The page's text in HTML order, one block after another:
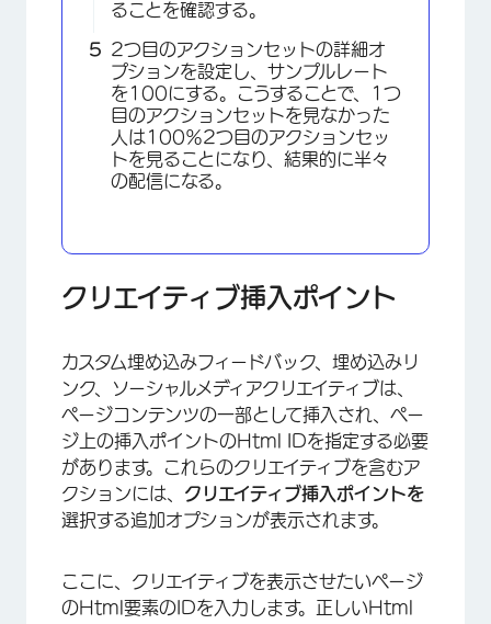
ることを確認する。
2つ目のアクションセットの詳細オ
プションを設定し、サンプルレート
を100にする。こうすることで、1つ
目のアクションセットを見なかった
人は100％2つ目のアクションセッ
トを見ることになり、結果的に半々
の配信になる。
クリエイティブ挿入ポイント
カスタム埋め込みフィードバック、埋め込みリ
ンク、ソーシャルメディアクリエイティブは、
ページコンテンツの一部として挿入され、ペー
ジ上の挿入ポイントのHtml IDを指定する必要
があります。これらのクリエイティブを含むア
クションには、 クリエイティブ挿入ポイントを
選択する追加オプションが表示されます。
ここに、クリエイティブを表示させたいページ
のHtml要素のIDを入力します。正しいHtml